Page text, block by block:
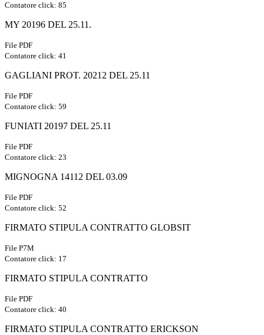
Contatore click: 85
MY 20196 DEL 25.11.
File PDF
Contatore click: 41
GAGLIANI PROT. 20212 DEL 25.11
File PDF
Contatore click: 59
FUNIATI 20197 DEL 25.11
File PDF
Contatore click: 23
MIGNOGNA 14112 DEL 03.09
File PDF
Contatore click: 52
FIRMATO STIPULA CONTRATTO GLOBSIT
File P7M
Contatore click: 17
FIRMATO STIPULA CONTRATTO
File PDF
Contatore click: 40
FIRMATO STIPULA CONTRATTO ERICKSON